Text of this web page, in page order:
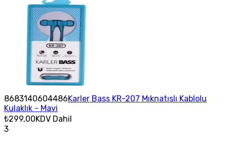
8683140604486Karler Bass KR-207 Mıknatıslı Kablolu
Kulaklık - Mavi
₺299,00KDV Dahil
3